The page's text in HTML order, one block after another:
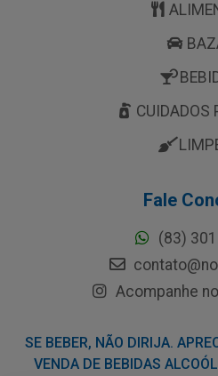
CUIDADOS
Fale
(83)
Acompanhe
SE BEBER, NÃO DIRIJA.
VENDA DE BEBIDAS